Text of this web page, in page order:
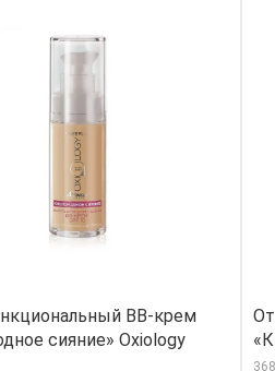
BB-крем
сияние» Oxiology